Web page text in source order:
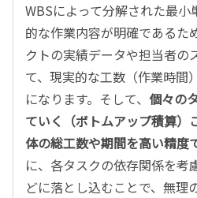
WBSによって分解された最
的な作業内容が明確であるた
クトの実績データや担当者の
て、現実的な工数（作業時間
になります。そして、 個々の
ていく（ボトムアップ積算）
体の総工数や期間を高い精度
に、各タスクの依存関係を考
どに落とし込むことで、無理